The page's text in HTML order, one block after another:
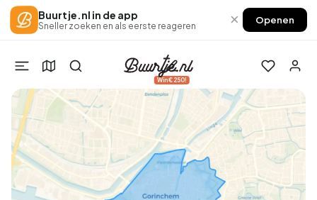
Buurtje.nl in de app
Sneller zoeken en als eerste reageren × Openen
Win €250!